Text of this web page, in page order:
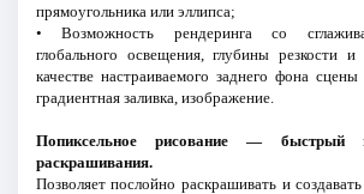
прямоугольника или эллипса;
• Возможность рендеринга со
глобального освещения, глубины резкости
качестве настраиваемого заднего фона
градиентная заливка, изображение.
Попиксельное рисование —
раскрашивания.
Позволяет послойно раскрашивать и